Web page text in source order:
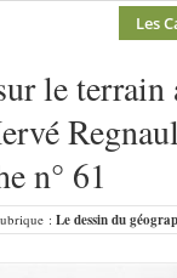
Les
le terrain
n° 61
: Le dessin du